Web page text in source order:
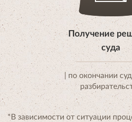
Получение
суда
| по окончании
*В зависимости от ситуации